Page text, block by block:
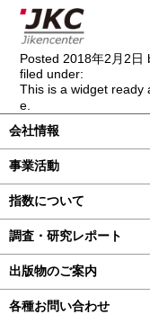
構造調査シリ
Ｏ M400S系
Posted 2018年2月2日
filed under:
This is a widget ready
e.
会社情報
事業活動
指数について
調査・研究レポート
出版物のご案内
各種お問い合わせ